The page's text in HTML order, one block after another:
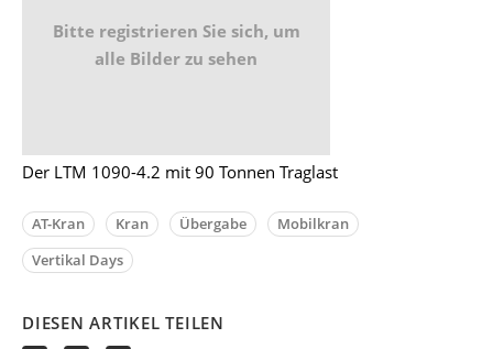
Bitte registrieren Sie sich, um
alle Bilder zu sehen
Der LTM 1090-4.2 mit 90 Tonnen Traglast
AT-Kran Kran Übergabe
Mobilkran
Vertikal Days
DIESEN ARTIKEL TEILEN